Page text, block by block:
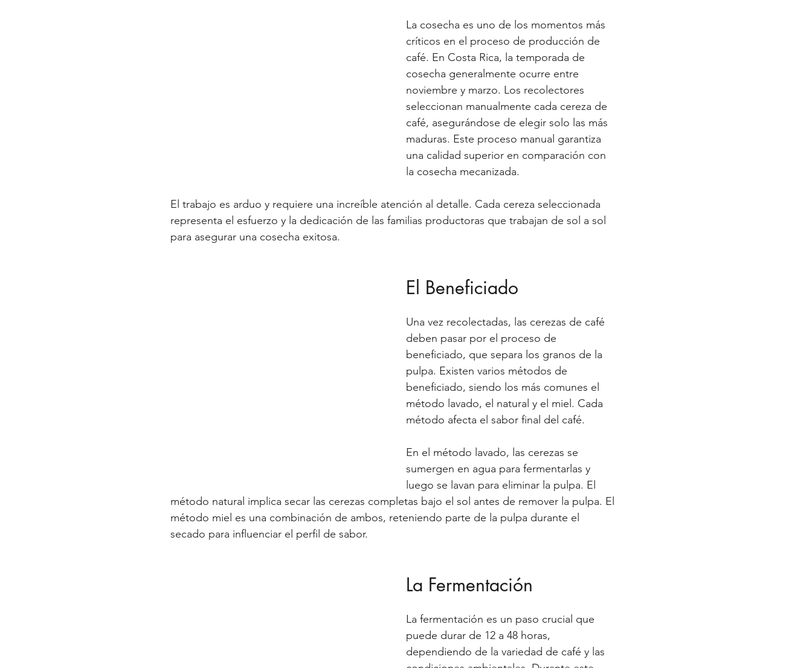
La cosecha es uno de los momentos más
críticos en el proceso de producción de
café. En Costa Rica, la temporada de
cosecha generalmente ocurre entre
noviembre y marzo. Los recolectores
seleccionan manualmente cada cereza de
café, asegurándose de elegir solo las más
maduras. Este proceso manual garantiza
una calidad superior en comparación con
la cosecha mecanizada.
El trabajo es arduo y requiere una increíble atención al detalle. Cada cereza seleccionada
representa el esfuerzo y la dedicación de las familias productoras que trabajan de sol a sol
para asegurar una cosecha exitosa.
El Beneficiado
Una vez recolectadas, las cerezas de café
deben pasar por el proceso de
beneficiado, que separa los granos de la
pulpa. Existen varios métodos de
beneficiado, siendo los más comunes el
método lavado, el natural y el miel. Cada
método afecta el sabor final del café.
En el método lavado, las cerezas se
sumergen en agua para fermentarlas y
luego se lavan para eliminar la pulpa. El
método natural implica secar las cerezas completas bajo el sol antes de remover la pulpa. El
método miel es una combinación de ambos, reteniendo parte de la pulpa durante el
secado para influenciar el perfil de sabor.
La Fermentación
La fermentación es un paso crucial que
puede durar de 12 a 48 horas,
dependiendo de la variedad de café y las